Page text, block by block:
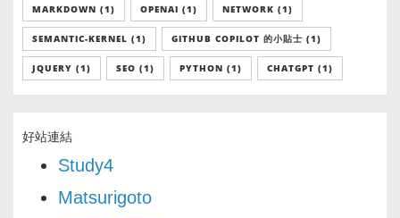
MARKDOWN (1) OPENAI (1) NETWORK (1)
SEMANTIC-KERNEL (1) GITHUB COPILOT 的小貼士 (1)
JQUERY (1) SEO (1) PYTHON (1) CHATGPT (1)
好站連結
Study4
Matsurigoto